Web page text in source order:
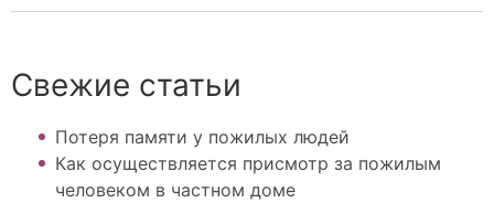
Свежие статьи
Потеря памяти у пожилых людей
Как осуществляется присмотр за пожилым
человеком в частном доме